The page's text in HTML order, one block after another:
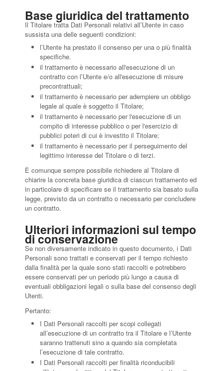
Base giuridica del trattamento
Il Titolare tratta Dati Personali relativi all’Utente in caso
sussista una delle seguenti condizioni:
l’Utente ha prestato il consenso per una o più finalità
specifiche.
il trattamento è necessario all'esecuzione di un
contratto con l’Utente e/o all'esecuzione di misure
precontrattuali;
il trattamento è necessario per adempiere un obbligo
legale al quale è soggetto il Titolare;
il trattamento è necessario per l'esecuzione di un
compito di interesse pubblico o per l'esercizio di
pubblici poteri di cui è investito il Titolare;
il trattamento è necessario per il perseguimento del
legittimo interesse del Titolare o di terzi.
È comunque sempre possibile richiedere al Titolare di
chiarire la concreta base giuridica di ciascun trattamento ed
in particolare di specificare se il trattamento sia basato sulla
legge, previsto da un contratto o necessario per concludere
un contratto.
Ulteriori informazioni sul tempo
di conservazione
Se non diversamente indicato in questo documento, i Dati
Personali sono trattati e conservati per il tempo richiesto
dalla finalità per la quale sono stati raccolti e potrebbero
essere conservati per un periodo più lungo a causa di
eventuali obbligazioni legali o sulla base del consenso degli
Utenti.
Pertanto:
I Dati Personali raccolti per scopi collegati
all’esecuzione di un contratto tra il Titolare e l’Utente
saranno trattenuti sino a quando sia completata
l’esecuzione di tale contratto.
I Dati Personali raccolti per finalità riconducibili